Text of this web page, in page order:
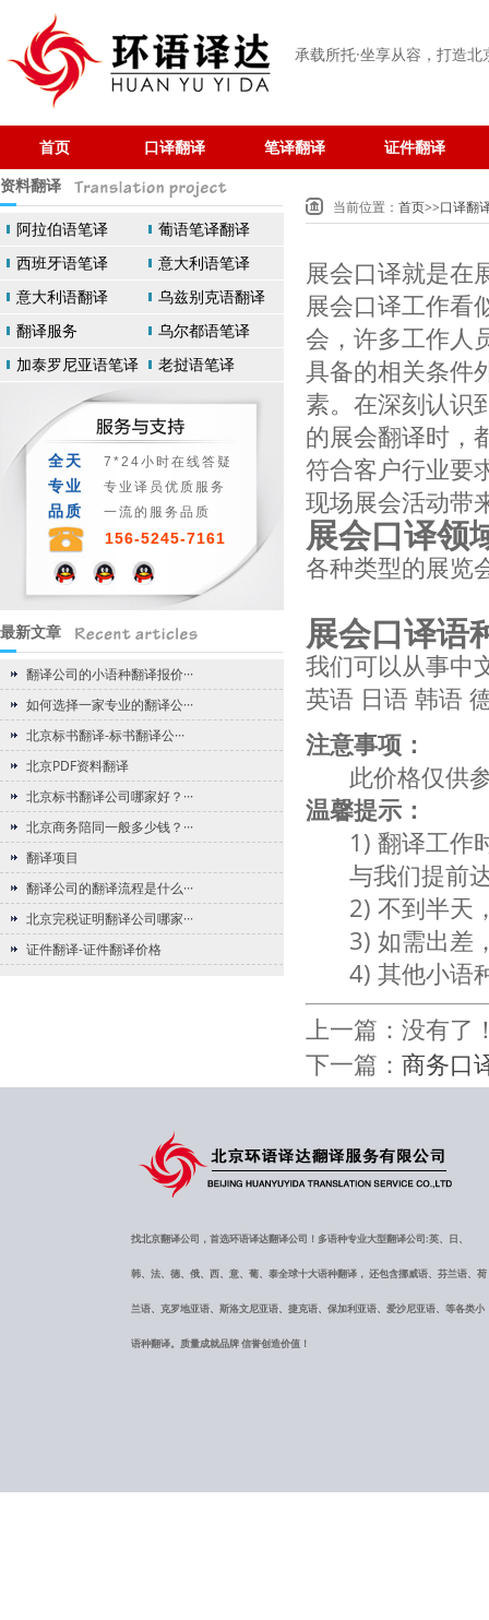
承载所托·坐享从容 ，打造
首页 口译翻译 笔译翻译 证件翻译
当前位置： 首页>>口译翻
展会口译就是在
展会口译工作看
会，许多工作人
具备的相关条件
素。在深刻认识
的展会翻译时，
符合客户行业要
现场展会活动带
展会口译领
各种类型的展览
展会口译语
我们可以从事中
英语 日语 韩语
注意事项：
此价格仅供
温馨提示：
1) 翻译工作
与我们提前
2) 不到半天
3) 如需出差
4) 其他小语
上一篇：没有了
下一篇： 商务口
资料翻译
阿拉伯语笔译
葡语笔译翻译
西班牙语笔译
意大利语笔译
意大利语翻译
乌兹别克语翻译
翻译服务
乌尔都语笔译
加泰罗尼亚语笔译
老挝语笔译
全天 7*24小时在线答疑
专业 专业译员优质服务
品质 一流的服务品质
156-5245-7161
最新文章
翻译公司的小语种翻译报价···
如何选择一家专业的翻译公···
北京标书翻译-标书翻译公···
北京PDF资料翻译
北京标书翻译公司哪家好？···
北京商务陪同一般多少钱？···
翻译项目
翻译公司的翻译流程是什么···
北京完税证明翻译公司哪家···
证件翻译-证件翻译价格
找北京翻译公司，首选环语译达翻译公司！多语种专业大型翻译公司:英、日、
韩、法、德、俄、西、意、葡、泰全球十大语种翻译， 还包含挪威语、芬兰语、荷
兰语、克罗地亚语、斯洛文尼亚语、捷克语、保加利亚语、爱沙尼亚语、等各类小
语种翻译。质量成就品牌 信誉创造价值！